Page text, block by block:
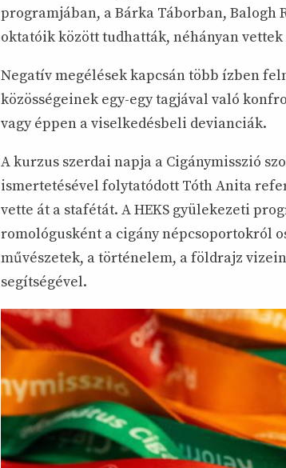
programjában, a Bárka Táborban,
oktatóik között tudhatták, néhányan
Negatív megélések kapcsán több ízben
közösségeinek egy-egy tagjával való
vagy éppen a viselkedésbeli devianciák.
A kurzus szerdai napja a Cigánymisszió
ismertetésével folytatódott Tóth Anita
vette át a stafétát. A HEKS gyülekezeti
romológusként a cigány népcsoportokról
művészetek, a történelem, a földrajz
segítségével.